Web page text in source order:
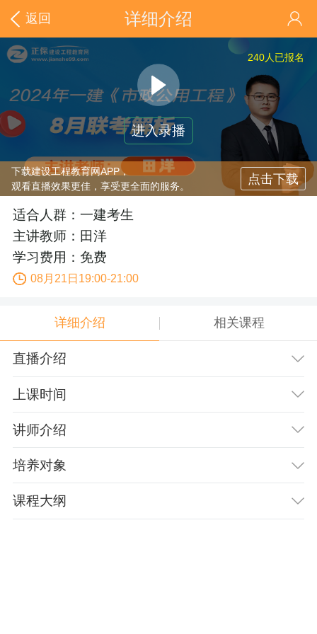
返回 详细介绍
240人已报名
进入录播
下载建设工程教育网APP，
观看直播效果更佳，享受更全面的服务。
点击下载
适合人群：一建考生
主讲教师：田洋
学习费用：免费
08月21日19:00-21:00
详细介绍 相关课程
直播介绍
上课时间
讲师介绍
培养对象
课程大纲